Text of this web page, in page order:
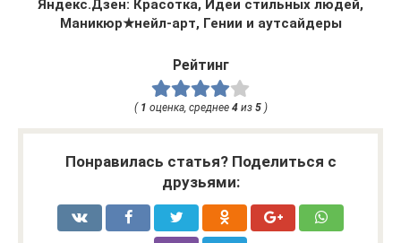
Яндекс.Дзен: Красотка, Идеи стильных людей,
Маникюр★нейл-арт, Гении и аутсайдеры
Рейтинг
( 1 оценка, среднее 4из 5)
Понравилась статья? Поделиться с
друзьями: